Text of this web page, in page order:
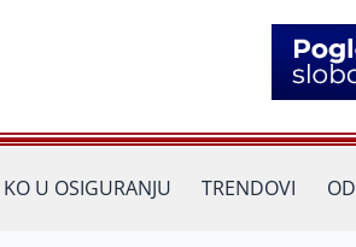
KO U OSIGURANJU TRENDOVI